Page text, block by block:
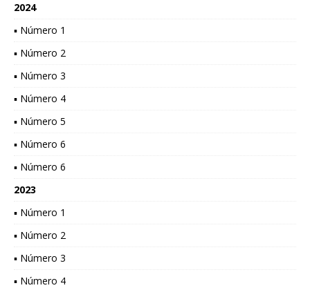
2024
▪ Número 1
▪ Número 2
▪ Número 3
▪ Número 4
▪ Número 5
▪ Número 6
▪ Número 6
2023
▪ Número 1
▪ Número 2
▪ Número 3
▪ Número 4